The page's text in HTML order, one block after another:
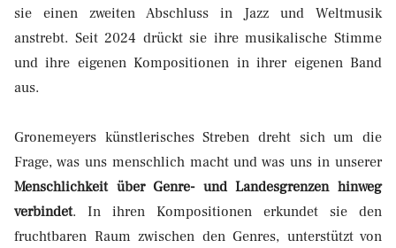
sie einen zweiten Abschluss in Jazz und Weltmusik
anstrebt. Seit 2024 drückt sie ihre musikalische Stimme
und ihre eigenen Kompositionen in ihrer eigenen Band
aus.
Gronemeyers künstlerisches Streben dreht sich um die
Frage, was uns menschlich macht und was uns in unserer
Menschlichkeit über Genre- und Landesgrenzen hinweg
verbindet. In ihren Kompositionen erkundet sie den
fruchtbaren Raum zwischen den Genres, unterstützt von